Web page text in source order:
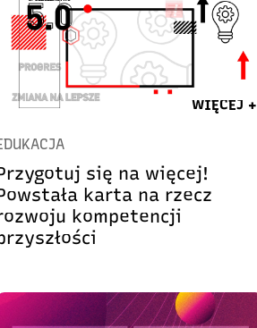
WIĘCEJ +
się na więcej!
karta na rzecz
kompetencji